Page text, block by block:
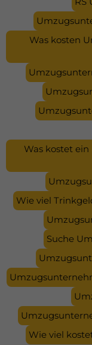
Was kosten
Was kostet
Wie viel
Suche
Wie viel